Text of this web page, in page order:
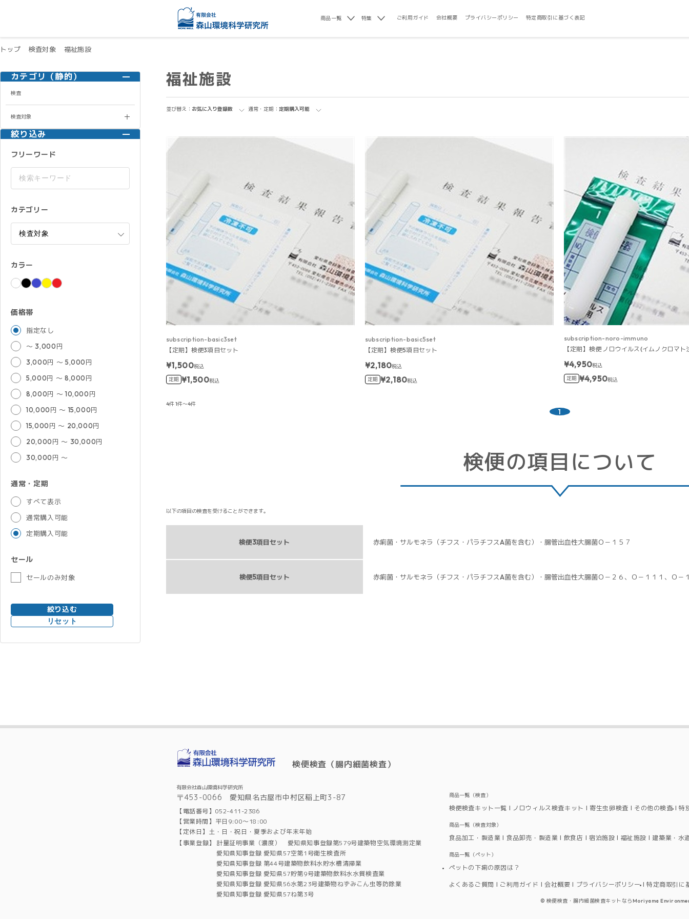
商品一覧 特集 ご利用ガイド 会社概要 プライバシーポリシー 特定商取引に基づく表記
トップ 検査対象 福祉施設
カテゴリ（静的）
検査
検査対象
絞り込み
フリーワード
カテゴリー
カラー
価格帯
指定なし
～ 3,000円
3,000円 ～ 5,000円
5,000円 ～ 8,000円
8,000円 ～ 10,000円
10,000円 ～ 15,000円
15,000円 ～ 20,000円
20,000円 ～ 30,000円
30,000円 ～
通常・定期
すべて表示
通常購入可能
定期購入可能
セール
セールのみ対象
絞り込む
リセット
福祉施設
並び替え： お気に入り登録数 通常・定期： 定期購入可能
subscription-basic3set
【定期】検便3項目セット
¥1,500税込
定期 ¥1,500税込
subscription-basic5set
【定期】検便5項目セット
¥2,180税込
定期 ¥2,180税込
subscription-noro-immuno
【定期】検便 ノロウイルス(イムノクロマト
¥4,950税込
定期 ¥4,950税込
4件1件～4件
1
検便の項目について
以下の項目の検査を受けることができます。
検便3項目セット 赤痢菌・サルモネラ（チフス・パラチフスA菌を含む）・腸管出血性大腸菌Ｏ－１５７
検便5項目セット 赤痢菌・サルモネラ（チフス・パラチフスA菌を含む）・腸管出血性大腸菌Ｏ－２６、Ｏ－１１１、Ｏ－
検便検査（腸内細菌検査）
有限会社森山環境科学研究所
〒453-0066 愛知県名古屋市中村区稲上町3-87
【電話番号】052-411-2386
【営業時間】平日9:00～18:00
【定休日】土・日・祝日・夏季および年末年始
【事業登録】
計量証明事業（濃度） 愛知県知事登録第579号建築物空気環境測定業
愛知県知事登録 愛知県57空第1号衛生検査所
愛知県知事登録 第44号建築物飲料水貯水槽清掃業
愛知県知事登録 愛知県57貯第9号建築物飲料水水質検査業
愛知県知事登録 愛知県56水第23号建築物ねずみこん虫等防除業
愛知県知事登録 愛知県57ね第3号
商品一覧（検査）
検便検査キット一覧 ノロウィルス検査キット 寄生虫卵検査 その他の検査 特
商品一覧（検査対象）
食品加工・製造業 食品卸売・製造業 飲食店 宿泊施設 福祉施設 建築業・水
商品一覧（ペット）
ペットの下痢の原因は？
よくあるご質問
ご利用ガイド 会社概要 プライバシーポリシー 特定商取引に
© 検便検査・腸内細菌検査キットならMoriyama